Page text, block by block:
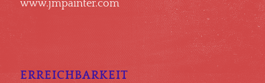
www.jmpainter.com
ERREICHBARKEIT